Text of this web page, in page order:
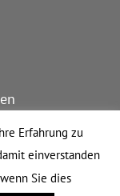
Erfahrung zu
einverstanden
Sie dies